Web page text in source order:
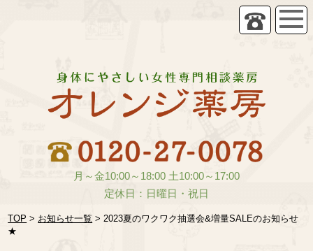
月～金10:00～18:00 土10:00～17:00
定休日：日曜日・祝日
TOP > お知らせ一覧 >2023夏のワクワク抽選会&増量SALEのお知らせ
★